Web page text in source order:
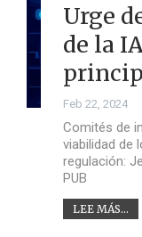
Urge
de la
Feb 22, 2024
Comités de
viabilidad de
regulación:
PUB
LEE MÁS...